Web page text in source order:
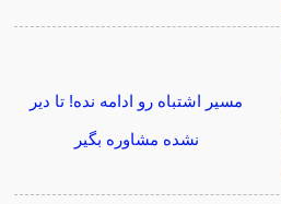
مسیر اشتباه رو ادامه نده! تا دیر
نشده مشاوره بگیر